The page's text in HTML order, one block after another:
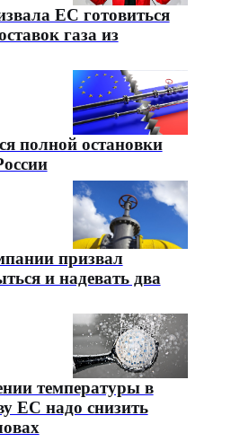
ЕС готовиться
газа из
полной остановки
призвал
и надевать два
температуры в
ЕС надо снизить